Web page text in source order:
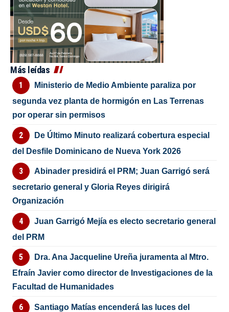
Más leídas
Ministerio de Medio Ambiente paraliza por
segunda vez planta de hormigón en Las Terrenas
por operar sin permisos
De Último Minuto realizará cobertura especial
del Desfile Dominicano de Nueva York 2026
Abinader presidirá el PRM; Juan Garrigó será
secretario general y Gloria Reyes dirigirá
Organización
Juan Garrigó Mejía es electo secretario general
del PRM
Dra. Ana Jacqueline Ureña juramenta al Mtro.
Efraín Javier como director de Investigaciones de la
Facultad de Humanidades
Santiago Matías encenderá las luces del